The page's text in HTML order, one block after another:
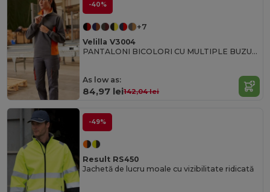
-40%
+7
Velilla V3004
PANTALONI BICOLORI CU MULTIPLE BUZUNARE
As low as:
84,97 lei142,04 lei
-49%
Result RS450
Jachetă de lucru moale cu vizibilitate ridicată